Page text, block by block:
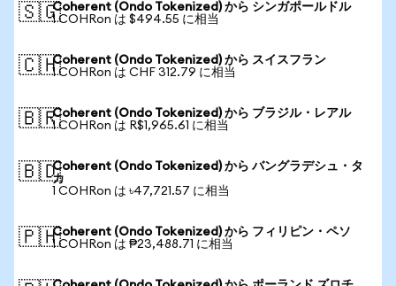
🇸🇬Coherent (Ondo Tokenized) から シンガポールドル
1 COHRon は $494.55 に相当
🇨🇭Coherent (Ondo Tokenized) から スイスフラン
1 COHRon は CHF 312.79 に相当
🇧🇷Coherent (Ondo Tokenized) から ブラジル・レアル
1 COHRon は R$1,965.61 に相当
🇧🇩Coherent (Ondo Tokenized) から バングラデシュ・タ
カ
1 COHRon は ৳47,721.57 に相当
🇵🇭Coherent (Ondo Tokenized) から フィリピン・ペソ
1 COHRon は ₱23,488.71 に相当